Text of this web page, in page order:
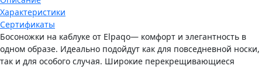
Характеристики
Сертификаты
Босоножки на каблуке от Elpaqo— комфорт и элегантность в
одном образе. Идеально подойдут как для повседневной носки,
так и для особого случая. Широкие перекрещивающиеся